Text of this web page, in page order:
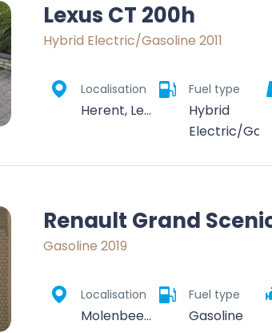
Lexus CT 200h
Hybrid Electric/Gasoline 2011
Localisation
Herent, Leuven, Vlaams-Brabant, Vlaanderen, 3020, België
Fuel type
Hybrid
Electric/
Renault Grand
Gasoline 2019
Localisation
Molenbeek-Saint-Jean, Bruxelles-Capitale, 1080, Belgique
Fuel type
Gasoline